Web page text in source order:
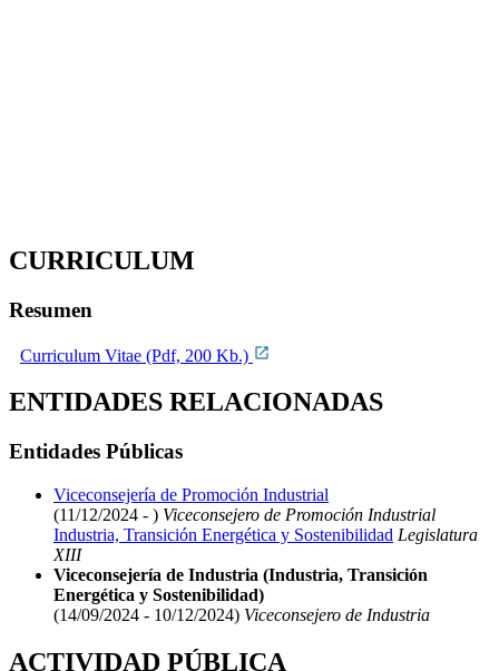
CURRICULUM
Resumen
Curriculum Vitae (Pdf, 200 Kb.)
ENTIDADES RELACIONADAS
Entidades Públicas
Viceconsejería de Promoción Industrial
(11/12/2024 - ) Viceconsejero de Promoción Industrial
Industria, Transición Energética y Sostenibilidad Legislatura
XIII
Viceconsejería de Industria (Industria, Transición
Energética y Sostenibilidad)
(14/09/2024 - 10/12/2024) Viceconsejero de Industria
ACTIVIDAD PÚBLICA